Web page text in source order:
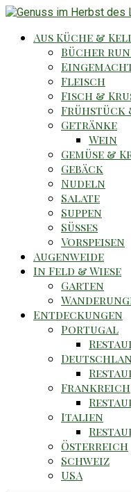
Aus Küche &
Bücher
Fleisch
Fisch &
Frühstück
Getränke
Wein
Gemüse &
Gebäck
Nudeln
Salate
Suppen
Süsses
Vorspeisen
Augenweide
In Feld & Wiese
Garten
Entdeckungen
Portugal
Frankreich
Italien
Österreich
Schweiz
USA